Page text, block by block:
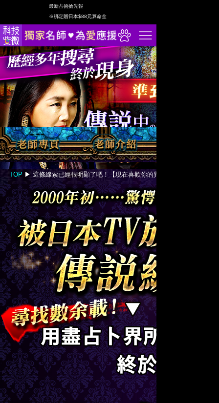
最新占術搶先報
※綁定贈日本$88元算命金
TOP ▶︎這條線索已經很明顯了吧！【現在喜歡你的異性】詳細・全揭露